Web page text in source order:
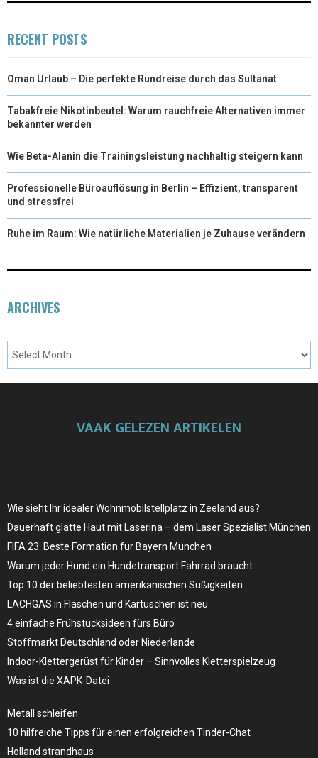
RECENT POSTS
Oman Urlaub – Die perfekte Rundreise durch das Sultanat
Tabakfreie Nikotinbeutel: Warum rauchfreie Alternativen immer
bekannter werden
Wie Beta-Alanin die Trainingsleistung nachhaltig steigern kann
Professionelle Büroauflösung in Berlin – Effizient, transparent
und stressfrei
Ruhe im Raum: Wie natürliche Materialien je Zuhause verändern
ARCHIVES
VAAK GELEZEN ARTIKELEN
Wie sieht Ihr idealer Wohnmobilstellplatz in Zeeland aus?
Dauerhaft glatte Haut mit Laserina – dem Laser Spezialist München
FIFA 23: Beste Formation für Bayern München
Warum jeder Hund ein Hundetransport Fahrrad braucht
Top 10 der beliebtesten amerikanischen Süßigkeiten
LACHGAS in Flaschen und Kartuschen ist neu
4 einfache Frühstücksideen fürs Büro
Stoffmarkt Deutschland oder Niederlande
Indoor-Klettergerüst für Kinder – Sinnvolles Kletterspielzeug
Was ist die XAPK-Datei
Metall schleifen
10 hilfreiche Tipps für einen erfolgreichen Tinder-Chat
Holland strandhaus